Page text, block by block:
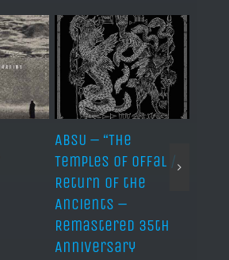
ABSU – “The
Temples of Offal /
Return of the
Ancients –
Remastered 35th
Anniversary